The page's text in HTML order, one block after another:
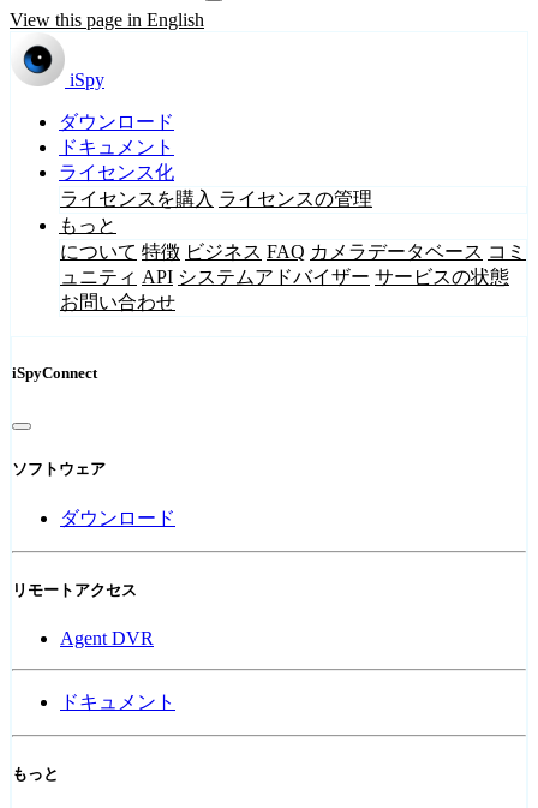
View this page in English
iSpy
ダウンロード
ドキュメント
ライセンス化
ライセンスを購入 ライセンスの管理
もっと
について 特徴 ビジネス FAQ カメラデータベース コミ
ュニティ API システムアドバイザー サービスの状態
お問い合わせ
iSpyConnect
ソフトウェア
ダウンロード
リモートアクセス
Agent DVR
ドキュメント
もっと